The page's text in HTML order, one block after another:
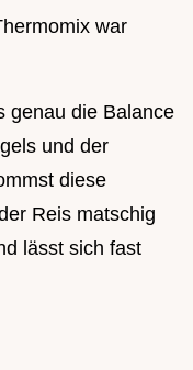
war
genau die Balance
und der
diese
Reis matschig
lässt sich fast